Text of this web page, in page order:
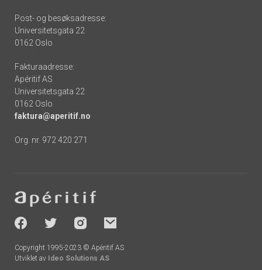
Post- og besøksadresse:
Universitetsgata 22
0162 Oslo
Fakturaadresse:
Apéritif AS
Universitetsgata 22
0162 Oslo
faktura@aperitif.no
Org. nr. 972 420 271
-
socials
Copyright 1995-2023 © Apéritif AS
Utviklet av Ideo Solutions AS